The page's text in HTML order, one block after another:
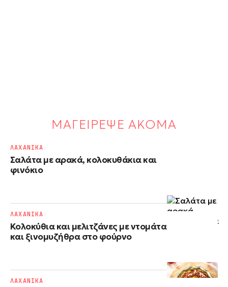
ΜΑΓΕΙΡΕΨΕ ΑΚΟΜΑ
Σαλάτα με αρακά, κολοκυθάκια και
φινόκιο
ΛΑΧΑΝΙΚΑ
Κολοκύθια και μελιτζάνες με ντομάτα
και ξινομυζήθρα στο φούρνο
ΛΑΧΑΝΙΚΑ
ΛΑΧΑΝΙΚΑ